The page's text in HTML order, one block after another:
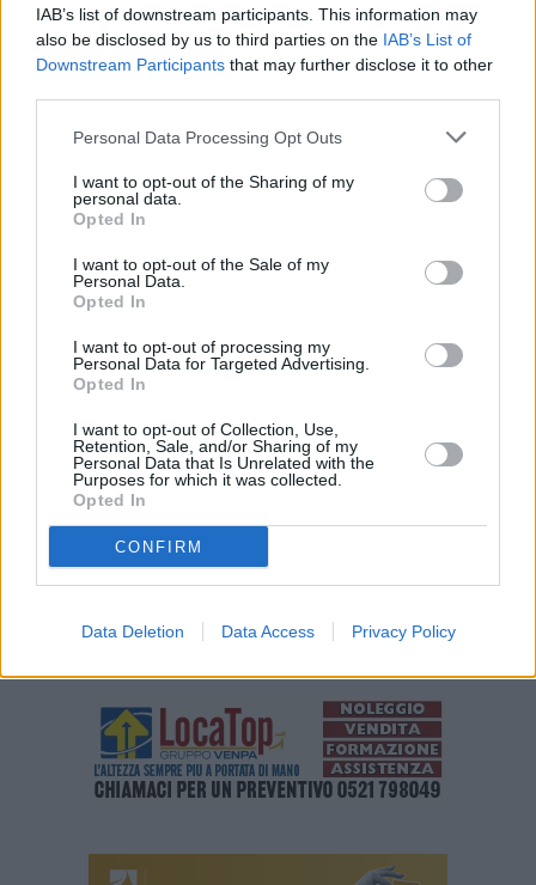
IAB’s list of downstream participants. This information may
also be disclosed by us to third parties on the IAB’s List of
Downstream Participants that may further disclose it to other
Personal Data Processing Opt Outs
I want to opt-out of the Sharing of my
personal data.
Opted In
I want to opt-out of the Sale of my
Personal Data.
Opted In
I want to opt-out of processing my
Personal Data for Targeted Advertising.
Opted In
I want to opt-out of Collection, Use,
Retention, Sale, and/or Sharing of my
Personal Data that Is Unrelated with the
Purposes for which it was collected.
Opted In
CONFIRM
Data Deletion Data Access Privacy Policy
Fiera sulla A14 o di Bologna Interporto sulla A13 Bologna-
Padova.
orario notturno, a ridotta circolazione di veicoli, nelle due notti
consecutive di lunedì 21 e martedì 22 settembre, con orario 21:00-
chi proviene e per chi è diretto verso Milano e Bologna.
sulla A15 Parma-La Spezia di competenza S.A.L.T. o, in ulteriore
alternativa, la stazione di Terre di Canossa Campegine o Fidenza.